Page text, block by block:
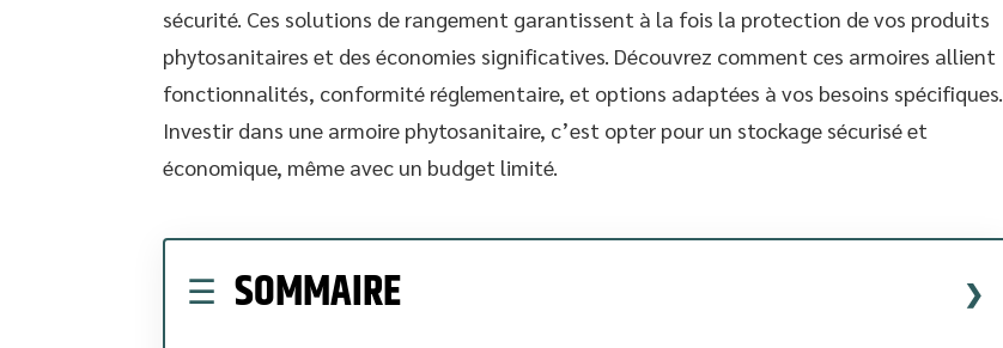
sécurité. Ces solutions de rangement garantissent à la fois la protection de vos produits
phytosanitaires et des économies significatives. Découvrez comment ces armoires allient
fonctionnalités, conformité réglementaire, et options adaptées à vos besoins spécifiques.
Investir dans une armoire phytosanitaire, c’est opter pour un stockage sécurisé et
économique, même avec un budget limité.
SOMMAIRE